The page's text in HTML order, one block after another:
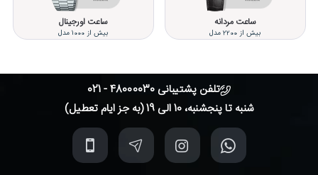
ساعت مردانه
بیش از 2200 مدل
ساعت اورجینال
بیش از 1000 مدل
تلفن پشتیبانی 48000030 - 021
شنبه تا پنجشنبه، 10 الی 19 (به جز ایام تعطیل)